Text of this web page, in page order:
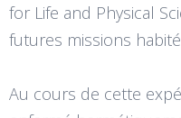
for Life and Physical
futures missions
Au cours de cette